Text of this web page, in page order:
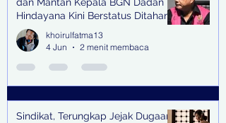
Hindayana Kini Berstatus Ditahan
khoirulfatma13
4 Jun
2 menit membaca
Sindikat, Terungkap Jejak Dugaan